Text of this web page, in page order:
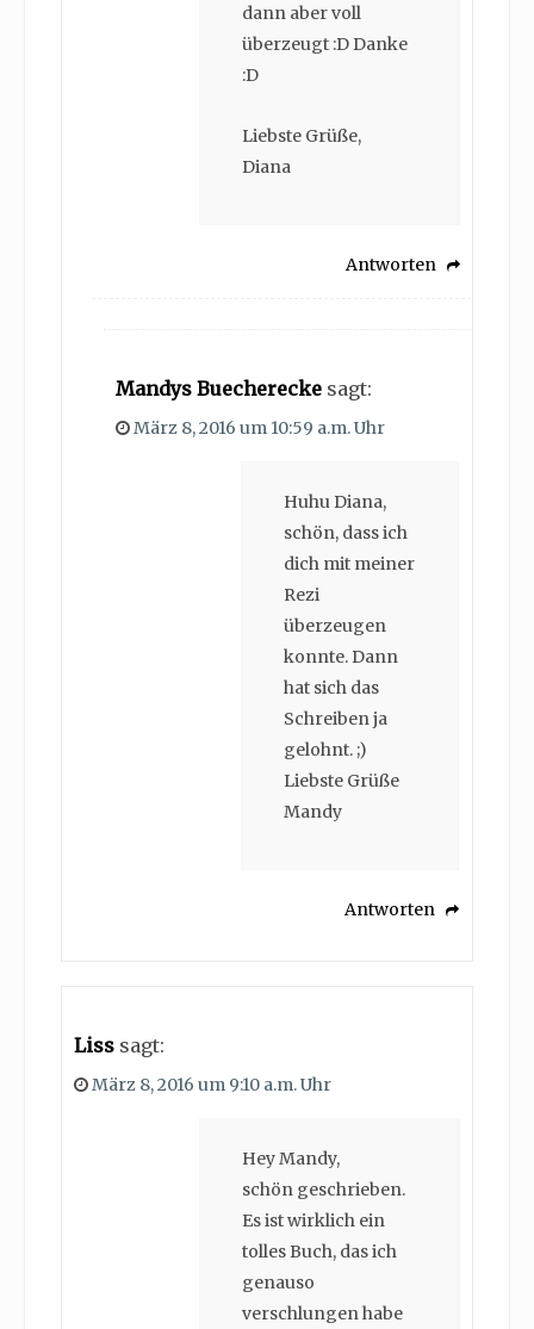
dann aber voll
überzeugt :D Danke
:D
Liebste Grüße,
Diana
Antworten
Mandys Buecherecke sagt:
März 8, 2016 um 10:59 a.m. Uhr
Huhu Diana,
schön, dass ich
dich mit meiner
Rezi
überzeugen
konnte. Dann
hat sich das
Schreiben ja
gelohnt. ;)
Liebste Grüße
Mandy
Antworten
Liss sagt:
März 8, 2016 um 9:10 a.m. Uhr
Hey Mandy,
schön geschrieben.
Es ist wirklich ein
tolles Buch, das ich
genauso
verschlungen habe